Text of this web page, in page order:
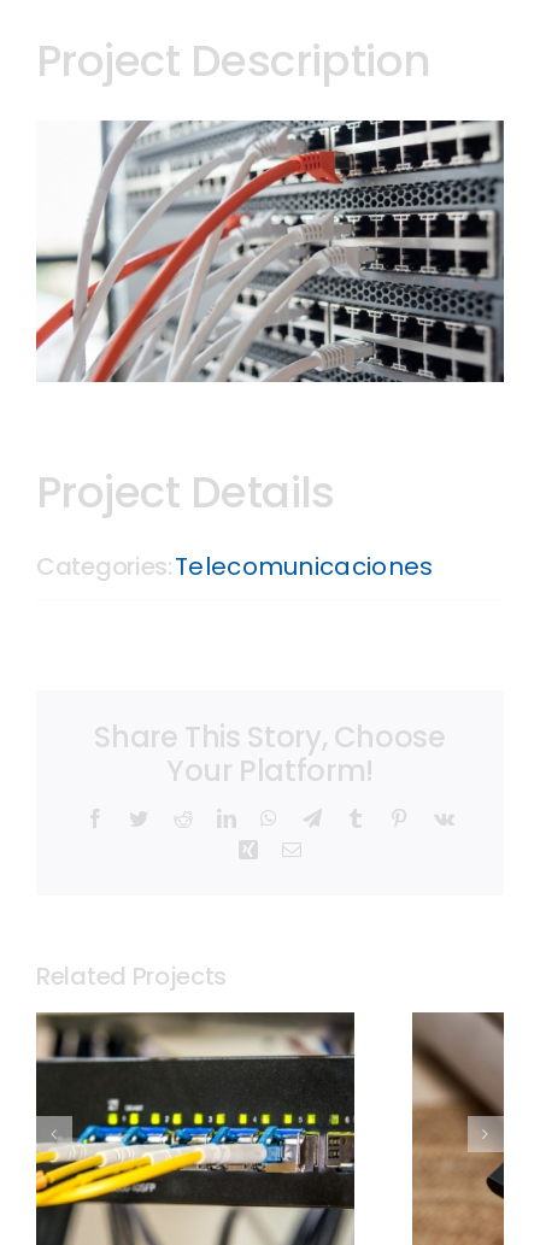
Project Description
Project Details
Categories:Telecomunicaciones
Share This Story, Choose
Your Platform!
Facebook
TwitterRedditLinkedInWhatsApp
TelegramTumblr Pinterest
Vk
XingEmail
Related Projects
Señal de TV